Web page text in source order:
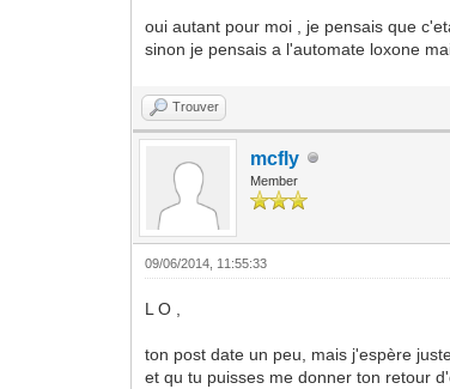
oui autant pour moi , je pensais que
sinon je pensais a l'automate loxone
Trouver
mcfly
Member
09/06/2014, 11:55:33
L O ,
ton post date un peu, mais j'espère
et qu tu puisses me donner ton retour